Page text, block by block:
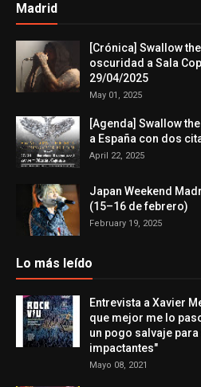
Madrid
[Crónica] Swallow
oscuridad a Sala
29/04/2025
May 01, 2025
[Agenda] Swallow
a España con dos
April 22, 2025
Japan Weekend
(15–16 de febrero)
February 19, 2025
Lo más leído
Entrevista a Xavier
que mejor me lo
un pogo salvaje
impactantes"
Mayo 08, 2021